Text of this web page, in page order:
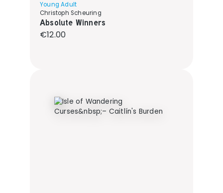
Young Adult
Christoph Scheuring
Absolute Winners
Regular price:
€12.00